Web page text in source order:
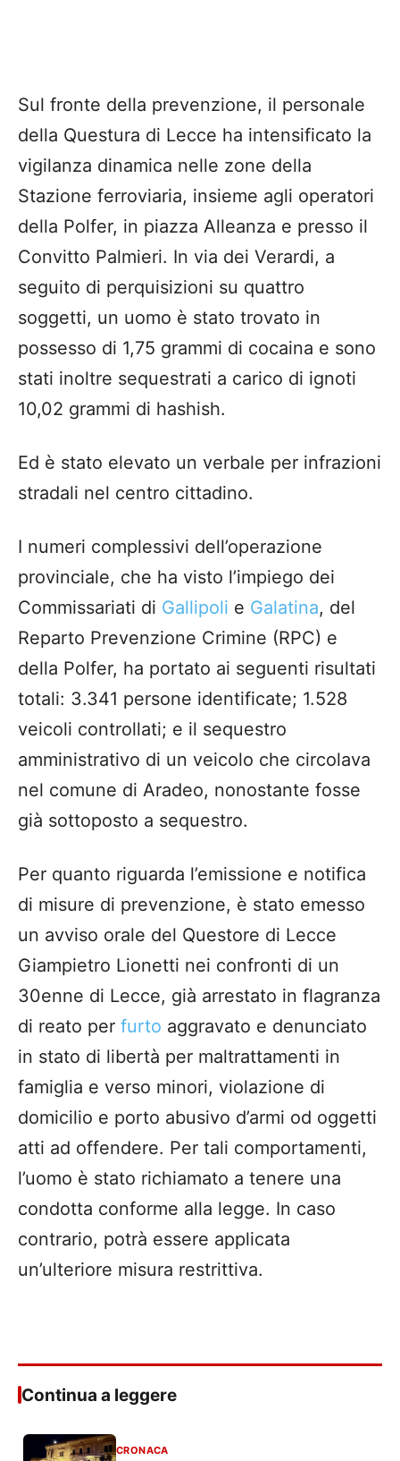
​Sul fronte della prevenzione, il personale
della Questura di Lecce ha intensificato la
vigilanza dinamica nelle zone della
Stazione ferroviaria, insieme agli operatori
della Polfer, in piazza Alleanza e presso il
Convitto Palmieri. In via dei Verardi, a
seguito di perquisizioni su quattro
soggetti, un uomo è stato trovato in
possesso di 1,75 grammi di cocaina e sono
stati inoltre sequestrati a carico di ignoti
10,02 grammi di hashish.
Ed è stato elevato un verbale per infrazioni
stradali nel centro cittadino.
​I numeri complessivi dell’operazione
provinciale, che ha visto l’impiego dei
Commissariati di Gallipoli e Galatina, del
Reparto Prevenzione Crimine (RPC) e
della Polfer, ha portato ai seguenti risultati
totali: 3.341 persone identificate; 1.528
veicoli controllati; e il sequestro
amministrativo di un veicolo che circolava
nel comune di Aradeo, nonostante fosse
già sottoposto a sequestro.
​Per quanto riguarda l’emissione e notifica
di misure di prevenzione, è stato emesso
un avviso orale del Questore di Lecce
Giampietro Lionetti nei confronti di un
30enne di Lecce, già arrestato in flagranza
di reato per furto aggravato e denunciato
in stato di libertà per maltrattamenti in
famiglia e verso minori, violazione di
domicilio e porto abusivo d’armi od oggetti
atti ad offendere. Per tali comportamenti,
l’uomo è stato richiamato a tenere una
condotta conforme alla legge. In caso
contrario, potrà essere applicata
un’ulteriore misura restrittiva.
Continua a leggere
CRONACA